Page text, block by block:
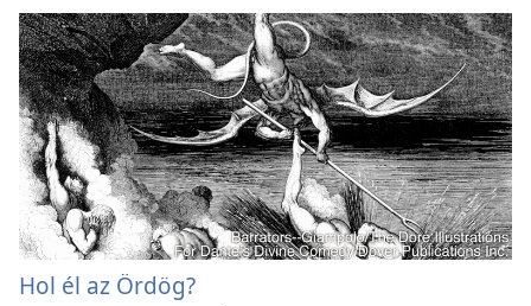
Hol él az Ördög?